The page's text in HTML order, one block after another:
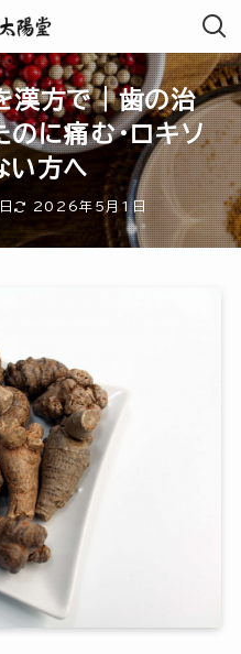
漢方で｜歯の治
に痛む・ロキソ
い方へ
2026年5月1日